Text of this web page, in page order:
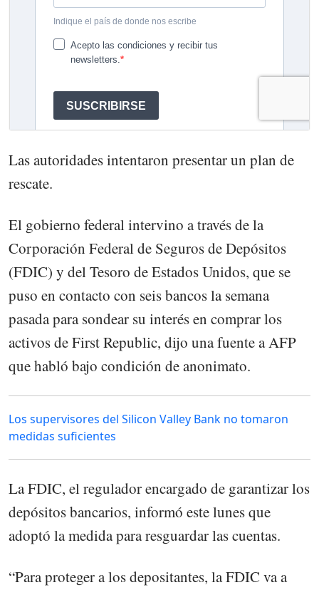
Las autoridades intentaron presentar un plan de
rescate.
El gobierno federal intervino a través de la
Corporación Federal de Seguros de Depósitos
(FDIC) y del Tesoro de Estados Unidos, que se
puso en contacto con seis bancos la semana
pasada para sondear su interés en comprar los
activos de First Republic, dijo una fuente a AFP
que habló bajo condición de anonimato.
Los supervisores del Silicon Valley Bank no tomaron
medidas suficientes
La FDIC, el regulador encargado de garantizar los
depósitos bancarios, informó este lunes que
adoptó la medida para resguardar las cuentas.
“Para proteger a los depositantes, la FDIC va a